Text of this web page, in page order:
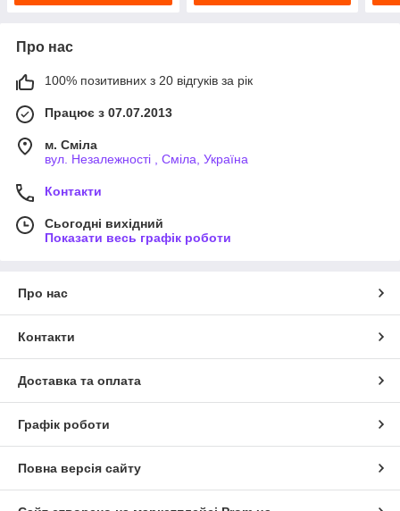
Про нас
100% позитивних з 20 відгуків за рік
Працює з 07.07.2013
м. Сміла
вул. Незалежності , Сміла, Україна
Контакти
Сьогодні вихідний
Показати весь графік роботи
Про нас
Контакти
Доставка та оплата
Графік роботи
Повна версія сайту